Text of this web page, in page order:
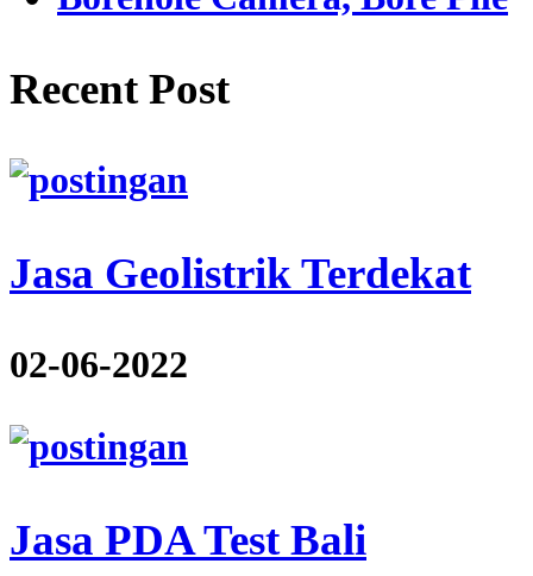
Recent Post
Jasa Geolistrik Terdekat
02-06-2022
Jasa PDA Test Bali